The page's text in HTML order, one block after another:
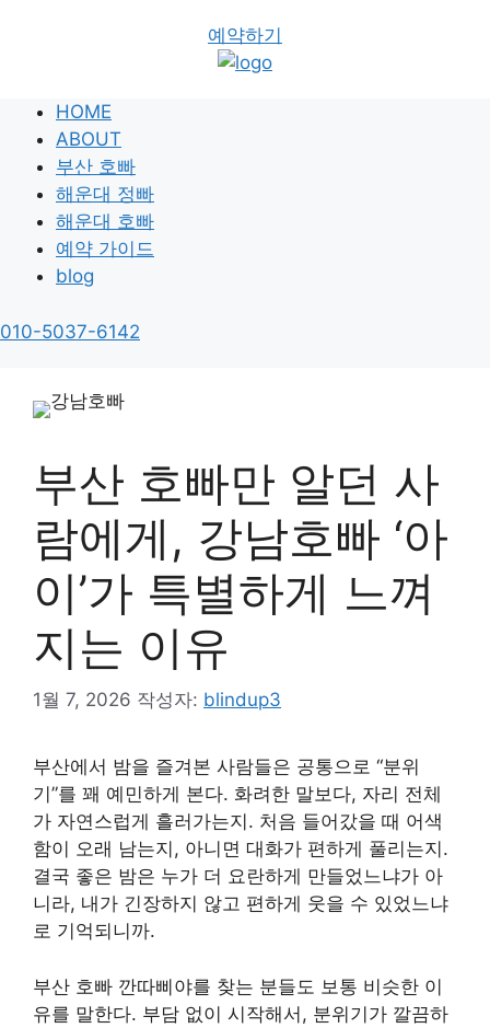
예약하기
HOME
ABOUT
부산 호빠
해운대 정빠
해운대 호빠
예약 가이드
blog
010-5037-6142
부산 호빠만 알던 사
람에게, 강남호빠 ‘아
이’가 특별하게 느껴
지는 이유
1월 7, 2026 작성자: blindup3
부산에서 밤을 즐겨본 사람들은 공통으로 “분위
기”를 꽤 예민하게 본다. 화려한 말보다, 자리 전체
가 자연스럽게 흘러가는지. 처음 들어갔을 때 어색
함이 오래 남는지, 아니면 대화가 편하게 풀리는지.
결국 좋은 밤은 누가 더 요란하게 만들었느냐가 아
니라, 내가 긴장하지 않고 편하게 웃을 수 있었느냐
로 기억되니까.
부산 호빠 깐따삐야를 찾는 분들도 보통 비슷한 이
유를 말한다. 부담 없이 시작해서, 분위기가 깔끔하